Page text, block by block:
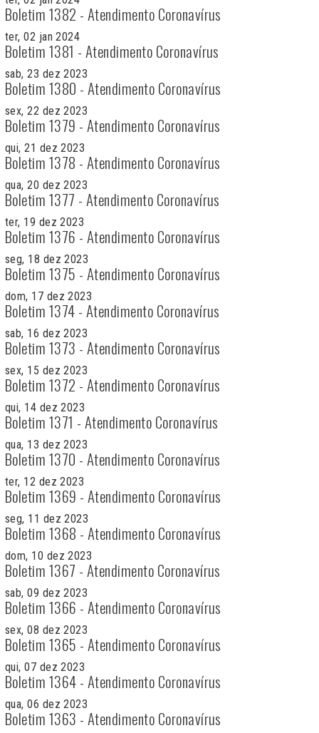
Boletim 1382 - Atendimento Coronavírus
ter, 02 jan 2024
Boletim 1381 - Atendimento Coronavírus
sab, 23 dez 2023
Boletim 1380 - Atendimento Coronavírus
sex, 22 dez 2023
Boletim 1379 - Atendimento Coronavírus
qui, 21 dez 2023
Boletim 1378 - Atendimento Coronavírus
qua, 20 dez 2023
Boletim 1377 - Atendimento Coronavírus
ter, 19 dez 2023
Boletim 1376 - Atendimento Coronavírus
seg, 18 dez 2023
Boletim 1375 - Atendimento Coronavírus
dom, 17 dez 2023
Boletim 1374 - Atendimento Coronavírus
sab, 16 dez 2023
Boletim 1373 - Atendimento Coronavírus
sex, 15 dez 2023
Boletim 1372 - Atendimento Coronavírus
qui, 14 dez 2023
Boletim 1371 - Atendimento Coronavírus
qua, 13 dez 2023
Boletim 1370 - Atendimento Coronavírus
ter, 12 dez 2023
Boletim 1369 - Atendimento Coronavírus
seg, 11 dez 2023
Boletim 1368 - Atendimento Coronavírus
dom, 10 dez 2023
Boletim 1367 - Atendimento Coronavírus
sab, 09 dez 2023
Boletim 1366 - Atendimento Coronavírus
sex, 08 dez 2023
Boletim 1365 - Atendimento Coronavírus
qui, 07 dez 2023
Boletim 1364 - Atendimento Coronavírus
qua, 06 dez 2023
Boletim 1363 - Atendimento Coronavírus